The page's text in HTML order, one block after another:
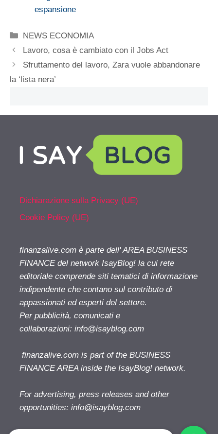
espansione
Categorie
NEWS ECONOMIA
Lavoro, cosa è cambiato con il Jobs Act
Sfruttamento del lavoro, Zara vuole abbandonare
la ‘lista nera’
Dichiarazione sulla Privacy (UE)
Cookie Policy (UE)
finanzalive.com è parte dell' AREA BUSINESS
FINANCE del network IsayBlog! la cui rete
editoriale comprende siti tematici di informazione
indipendente che contano sul contributo di
appassionati ed esperti del settore.
Per pubblicità, comunicati e
collaborazioni: info@isayblog.com
finanzalive.com is part of the BUSINESS
FINANCE AREA inside the IsayBlog! network.
For advertising, press releases and other
opportunities: info@isayblog.com